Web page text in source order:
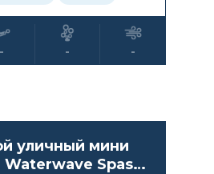
- - -
уличный мини
Waterwave Spas